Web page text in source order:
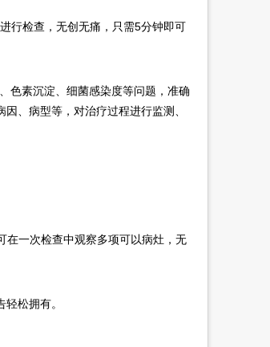
行检查，无创无痛，只需5分钟即可
素沉淀、细菌感染度等问题，准确
、病型等，对治疗过程进行监测、
一次检查中观察多项可以病灶，无
松拥有。